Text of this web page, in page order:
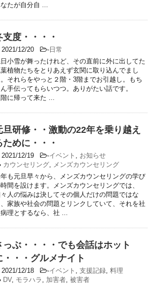
たが自分自 ...
支度・・・・
2021/12/20 - 日常
小雪が舞ったけれど、その直前に外に出してた
植物たちをとりあえず玄関に取り込んでまし
それらをやっと２階・3階までお引越し。もち
ん手伝ってもらいつつ。ありがたい話です。
に帰って来た ...
旦研修・・激動の22年を乗り越え
ために・・・
2021/12/19 -イベント , お知らせ
カウンセリング, メンズカウンセリング
も元旦早々から、メンズカウンセリングの学び
間を設けます。メンズカウンセリングでは、
人の悩みは決してその個人だけの問題ではな
、家族や社会の問題とリンクしていて、それを社
理とするなら、社 ...
っぶ・・・・でも会話はホット
・・・グルメナイト
2021/12/18 -イベント , 支援記録, 料理
DV, モラハラ , 加害者, 被害者